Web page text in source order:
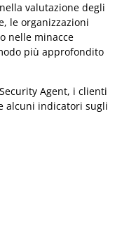
valutazione degli
le organizzazioni
nelle minacce
più approfondito
Agent, i clienti
alcuni indicatori sugli